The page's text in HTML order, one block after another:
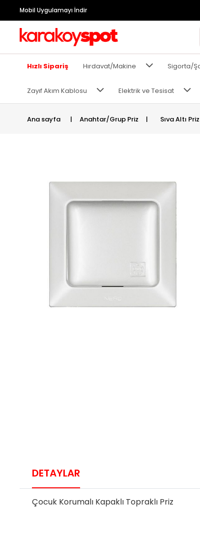
Mobil Uygulamayı İndir
Hızlı Sipariş Hırdavat/Makine Sigorta/
Zayıf Akım Kablosu Elektrik ve Tesisat
Ana sayfa | Anahtar/Grup Priz | Sıva Altı Priz
DETAYLAR
Çocuk Korumalı Kapaklı Topraklı Priz